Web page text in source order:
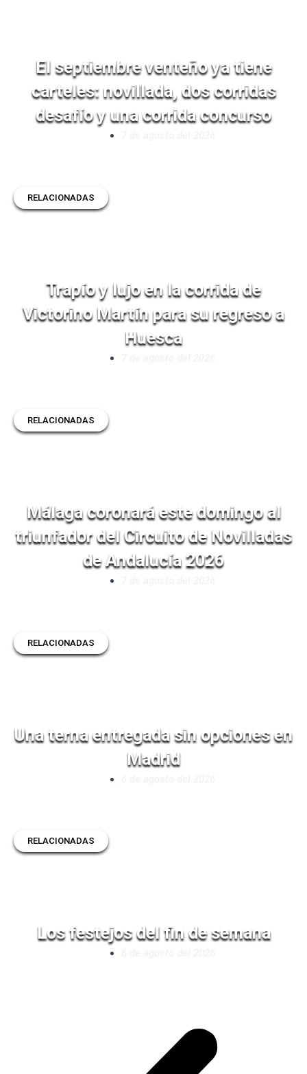
El septiembre venteño ya tiene
carteles: novillada, dos corridas
desafío y una corrida concurso
RELACIONADAS
Trapío y lujo en la corrida de
Victorino Martín para su regreso a
Huesca
RELACIONADAS
Málaga coronará este domingo al
triunfador del Circuito de Novilladas
de Andalucía 2026
RELACIONADAS
Una terna entregada sin opciones en
Madrid
RELACIONADAS
Los festejos del fin de semana